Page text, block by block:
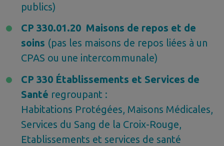
publics)
CP 330.01.20 Maisons de repos et de
soins (pas les maisons de repos liées à un
CPAS ou une intercommunale)
CP 330 Établissements et Services de
Santé regroupant :
Habitations Protégées, Maisons Médicales,
Services du Sang de la Croix-Rouge,
Etablissements et services de santé